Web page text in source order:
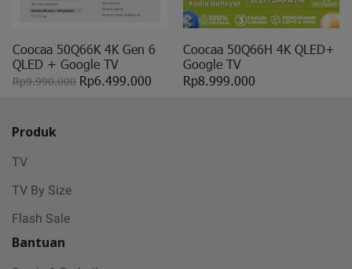
Coocaa 50Q66K 4K Gen 6
QLED + Google TV
Rp9.990.000 Rp6.499.000
Coocaa 50Q66H 4K QLED+
Google TV
Rp8.999.000
Produk
TV
TV By Size
Flash Sale
Bantuan